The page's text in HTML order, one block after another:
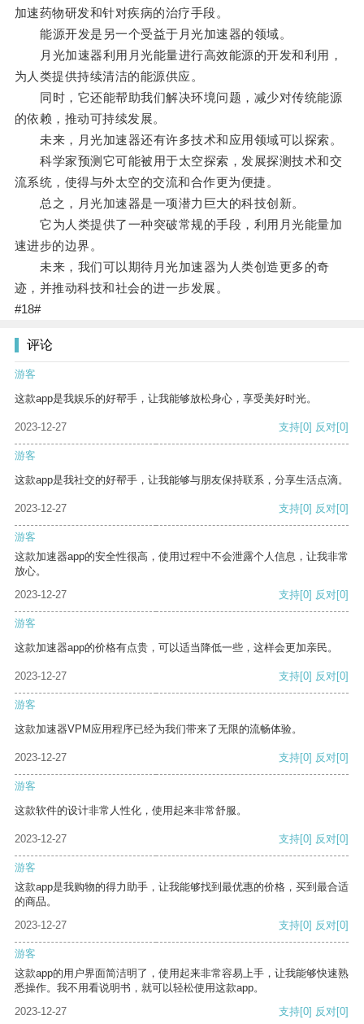
加速药物研发和针对疾病的治疗手段。
能源开发是另一个受益于月光加速器的领域。
月光加速器利用月光能量进行高效能源的开发和利用，
为人类提供持续清洁的能源供应。
同时，它还能帮助我们解决环境问题，减少对传统能源
的依赖，推动可持续发展。
未来，月光加速器还有许多技术和应用领域可以探索。
科学家预测它可能被用于太空探索，发展探测技术和交
流系统，使得与外太空的交流和合作更为便捷。
总之，月光加速器是一项潜力巨大的科技创新。
它为人类提供了一种突破常规的手段，利用月光能量加
速进步的边界。
未来，我们可以期待月光加速器为人类创造更多的奇
迹，并推动科技和社会的进一步发展。
#18#
评论
游客
这款app是我娱乐的好帮手，让我能够放松身心，享受美好时光。
2023-12-27 支持[0] 反对[0]
游客
这款app是我社交的好帮手，让我能够与朋友保持联系，分享生活点滴。
2023-12-27 支持[0] 反对[0]
游客
这款加速器app的安全性很高，使用过程中不会泄露个人信息，让我非常
放心。
2023-12-27
支持[0] 反对[0]
游客
这款加速器app的价格有点贵，可以适当降低一些，这样会更加亲民。
2023-12-27 支持[0] 反对[0]
游客
这款加速器VPM应用程序已经为我们带来了无限的流畅体验。
2023-12-27 支持[0] 反对[0]
游客
这款软件的设计非常人性化，使用起来非常舒服。
2023-12-27 支持[0] 反对[0]
游客
这款app是我购物的得力助手，让我能够找到最优惠的价格，买到最合适
的商品。
2023-12-27
支持[0] 反对[0]
游客
这款app的用户界面简洁明了，使用起来非常容易上手，让我能够快速熟
悉操作。我不用看说明书，就可以轻松使用这款app。
2023-12-27
支持[0] 反对[0]